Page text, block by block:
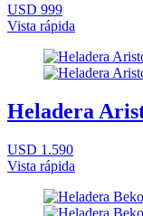
USD 999
Vista rápida
Heladera
USD 1.590
Vista rápida